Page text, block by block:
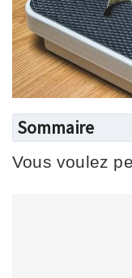
Sommaire
Vous voulez